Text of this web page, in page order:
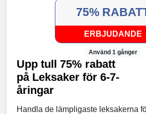
75%
ERBJUDANDE
Använd 1 gånger
Upp tull 75% rabatt
på Leksaker för 6-7-
åringar
Handla de lämpligaste leksakerna